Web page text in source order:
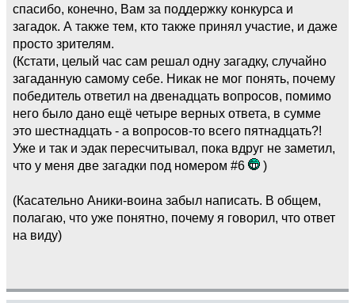
спасибо, конечно, Вам за поддержку конкурса и
загадок. А также тем, кто также принял участие, и даже
просто зрителям.
(Кстати, целый час сам решал одну загадку, случайно
загаданную самому себе. Никак не мог понять, почему
победитель ответил на двенадцать вопросов, помимо
него было дано ещё четыре верных ответа, в сумме
это шестнадцать - а вопросов-то всего пятнадцать?!
Уже и так и эдак пересчитывал, пока вдруг не заметил,
что у меня две загадки под номером #6
)
(Касательно Аники-воина забыл написать. В общем,
полагаю, что уже понятно, почему я говорил, что ответ
на виду)